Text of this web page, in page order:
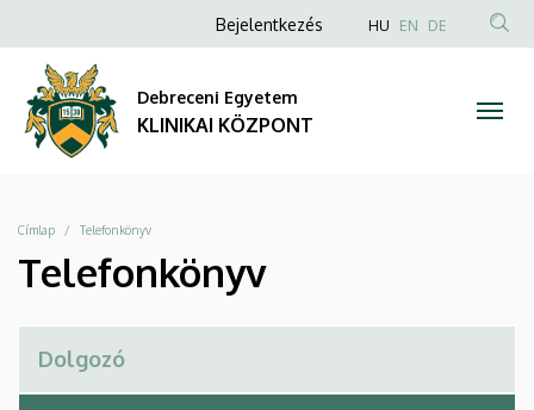
Telefonkönyv
KLINIKAI
KÖZPONT
a
tartalomra
Anonim
fiók
menüje
Bejelentkezés HU EN DE
Debreceni Egyetem
KLINIKAI KÖZPONT
Morzsa
Címlap Telefonkönyv
Telefonkönyv